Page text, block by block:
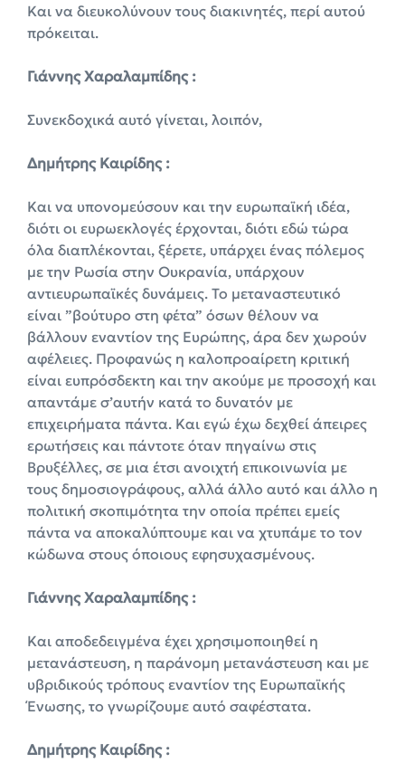
Και να διευκολύνουν τους διακινητές, περί αυτού
πρόκειται.
Γιάννης Χαραλαμπίδης :
Συνεκδοχικά αυτό γίνεται, λοιπόν,
Δημήτρης Καιρίδης :
Και να υπονομεύσουν και την ευρωπαϊκή ιδέα,
διότι οι ευρωεκλογές έρχονται, διότι εδώ τώρα
όλα διαπλέκονται, ξέρετε, υπάρχει ένας πόλεμος
με την Ρωσία στην Ουκρανία, υπάρχουν
αντιευρωπαϊκές δυνάμεις. Το μεταναστευτικό
είναι ”βούτυρο στη φέτα” όσων θέλουν να
βάλλουν εναντίον της Ευρώπης, άρα δεν χωρούν
αφέλειες. Προφανώς η καλοπροαίρετη κριτική
είναι ευπρόσδεκτη και την ακούμε με προσοχή και
απαντάμε σ’αυτήν κατά το δυνατόν με
επιχειρήματα πάντα. Και εγώ έχω δεχθεί άπειρες
ερωτήσεις και πάντοτε όταν πηγαίνω στις
Βρυξέλλες, σε μια έτσι ανοιχτή επικοινωνία με
τους δημοσιογράφους, αλλά άλλο αυτό και άλλο η
πολιτική σκοπιμότητα την οποία πρέπει εμείς
πάντα να αποκαλύπτουμε και να χτυπάμε το τον
κώδωνα στους όποιους εφησυχασμένους.
Γιάννης Χαραλαμπίδης :
Και αποδεδειγμένα έχει χρησιμοποιηθεί η
μετανάστευση, η παράνομη μετανάστευση και με
υβριδικούς τρόπους εναντίον της Ευρωπαϊκής
Ένωσης, το γνωρίζουμε αυτό σαφέστατα.
Δημήτρης Καιρίδης :